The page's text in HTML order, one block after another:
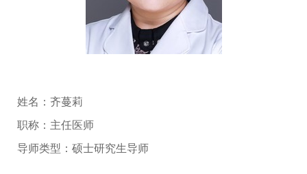
姓名：齐蔓莉
职称：主任医师
导师类型：硕士研究生导师